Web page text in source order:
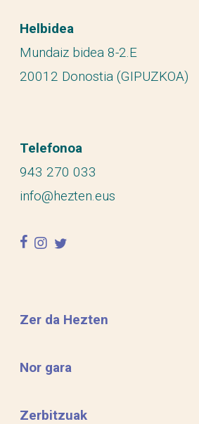
Helbidea
Mundaiz bidea 8-2.E
20012 Donostia (GIPUZKOA)
Telefonoa
943 270 033
info@hezten.eus
facebook
instagram
twitter
Zer da Hezten
Nor gara
Zerbitzuak